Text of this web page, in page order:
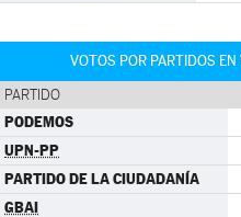
VOTOS POR PARTIDOS EN
PARTIDO
PODEMOS
UPN-PP
PARTIDO DE LA CIUDADANÍA
GBAI